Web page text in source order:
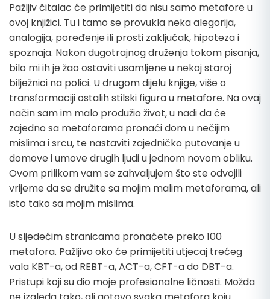
Pažljiv čitalac će primijetiti da nisu samo metafore u
ovoj knjižici. Tu i tamo se provukla neka alegorija,
analogija, poređenje ili prosti zaključak, hipoteza i
spoznaja. Nakon dugotrajnog druženja tokom pisanja,
bilo mi ih je žao ostaviti usamljene u nekoj staroj
bilježnici na polici. U drugom dijelu knjige, više o
transformaciji ostalih stilski figura u metafore. Na ovaj
način sam im malo produžio život, u nadi da će
zajedno sa metaforama pronaći dom u nečijim
mislima i srcu, te nastaviti zajedničko putovanje u
domove i umove drugih ljudi u jednom novom obliku.
Ovom prilikom vam se zahvaljujem što ste odvojili
vrijeme da se družite sa mojim malim metaforama, ali
isto tako sa mojim mislima.
U sljedećim stranicama pronaćete preko 100
metafora. Pažljivo oko će primijetiti utjecaj trećeg
vala KBT-a, od REBT-a, ACT-a, CFT-a do DBT-a.
Pristupi koji su dio moje profesionalne ličnosti. Možda